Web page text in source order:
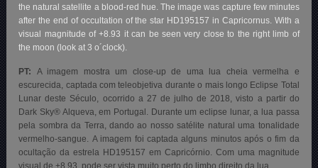
the natural satellite a blood-red hue. The image was capture few minutes
after the end of occultation of the star HD195157 in Capricornus. With a
visual magnitude of +8.93 it can be seen very close to the right limb of
the moon (look at 3 o´clock).
PT: A imagem mostra um close-up de uma lua cheia vermelha e
escurecida, captada com teleobjetiva durante o mais longo Eclipse Total
Lunar deste Século, ocorrido a 27 de julho de 2018, visto a partir do
Dark Sky® Alqueva, em Portugal. Durante um eclipse lunar, a lua passa
pela sombra da Terra, dando ao nosso satélite natural uma tonalidade
vermelho-sangue. A imagem foi captada alguns minutos após o fim da
ocultação da estrela HD195157 em Capricórnio. Com uma magnitude
visual de +8,93, pode ser vista muito perto do limbo direito da lua.